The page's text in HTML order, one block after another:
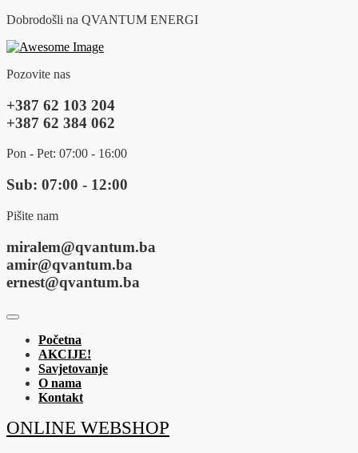
Dobrodošli na QVANTUM ENERGI
Pozovite nas
+387 62 103 204
+387 62 384 062
Pon - Pet: 07:00 - 16:00
Sub: 07:00 - 12:00
Pišite nam
miralem@qvantum.ba
amir@qvantum.ba
ernest@qvantum.ba
Početna
AKCIJE!
Savjetovanje
O nama
Kontakt
ONLINE WEBSHOP